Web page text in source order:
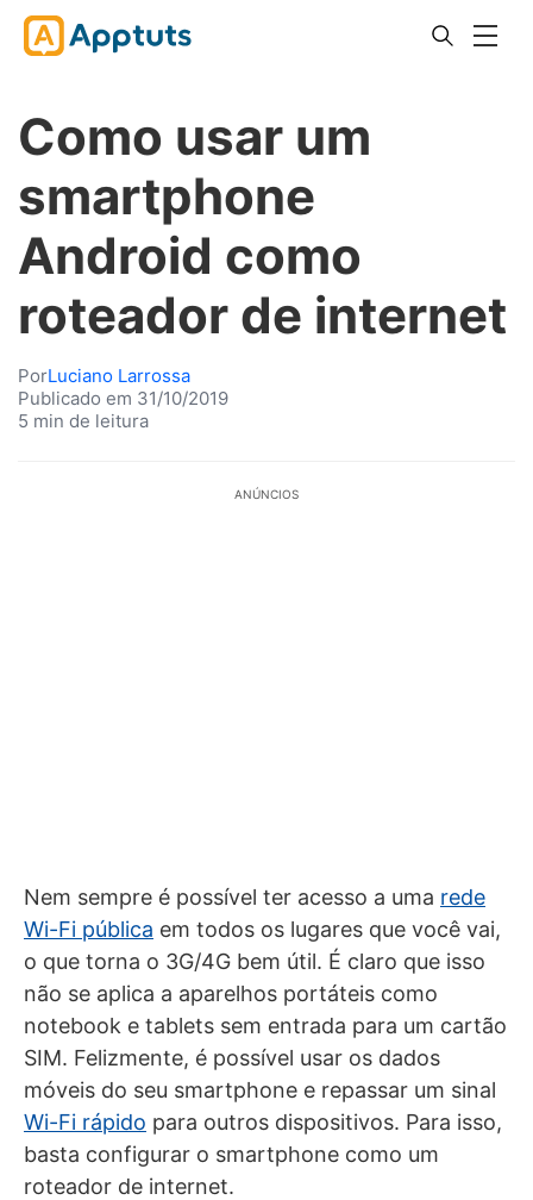
Como usar um
smartphone
Android como
roteador de internet
PorLuciano Larrossa
Publicado em 31/10/2019
5 min de leitura
ANÚNCIOS
Nem sempre é possível ter acesso a uma rede
Wi-Fi pública em todos os lugares que você vai,
o que torna o 3G/4G bem útil. É claro que isso
não se aplica a aparelhos portáteis como
notebook e tablets sem entrada para um cartão
SIM. Felizmente, é possível usar os dados
móveis do seu smartphone e repassar um sinal
Wi-Fi rápido para outros dispositivos. Para isso,
basta configurar o smartphone como um
roteador de internet.